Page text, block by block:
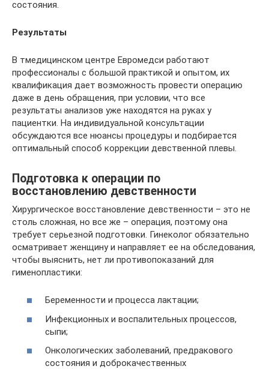
состояния.
Результаты
В тмедицинском центре Евромедси работают
профессионалы с большой практикой и опытом, их
квалификация дает возможность провести операцию
даже в день обращения, при условии, что все
результаты анализов уже находятся на руках у
пациентки. На индивидуальной консультации
обсуждаются все нюансы процедуры и подбирается
оптимальный способ коррекции девственной плевы.
Подготовка к операции по
восстановлению девственности
Хирургическое восстановление девственности – это не
столь сложная, но все же – операция, поэтому она
требует серьезной подготовки. Гинеколог обязательно
осматривает женщину и направляет ее на обследования,
чтобы выяснить, нет ли противопоказаний для
гименопластики:
Беременности и процесса лактации;
Инфекционных и воспалительных процессов,
сыпи;
Онкологических заболеваний, предракового
состояния и доброкачественных